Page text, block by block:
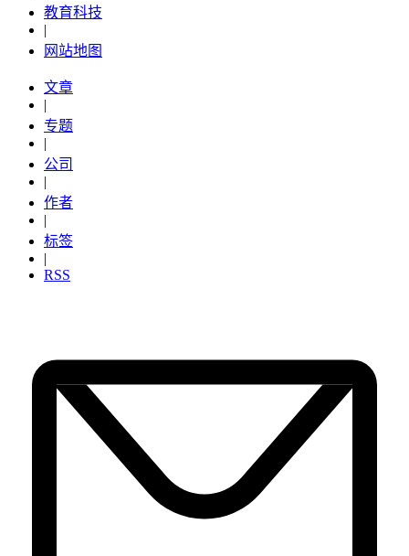
教育科技
|
网站地图
文章
|
专题
|
公司
|
作者
|
标签
|
RSS